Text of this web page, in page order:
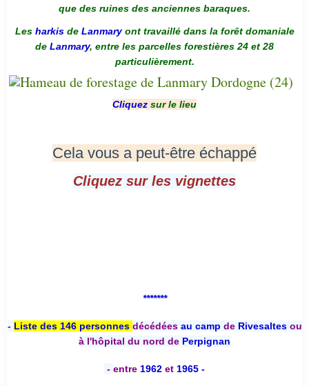
que des ruines des anciennes baraques.
Les harkis de Lanmaryont travaillé dans la forêt domaniale
de Lanmary, entre les parcelles forestières 24 et 28
particulièrement.
Cliquez sur le lieu
Cela vous a peut-être échappé
Cliquez sur les vignettes
*******
- Liste des 146 personnes décédées au camp deRivesaltesou
à l'hôpital du nord de Perpignan
- entre 1962 et 1965 -